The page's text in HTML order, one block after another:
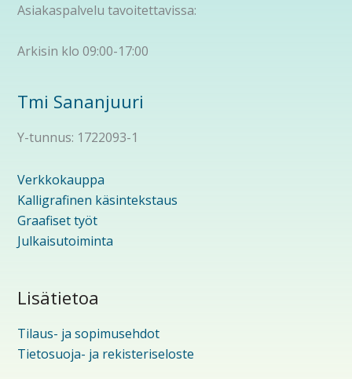
Asiakaspalvelu tavoitettavissa:
Arkisin klo 09:00-17:00
Tmi Sananjuuri
Y-tunnus: 1722093-1
Verkkokauppa
Kalligrafinen käsintekstaus
Graafiset työt
Julkaisutoiminta
Lisätietoa
Tilaus- ja sopimusehdot
Tietosuoja- ja rekisteriseloste